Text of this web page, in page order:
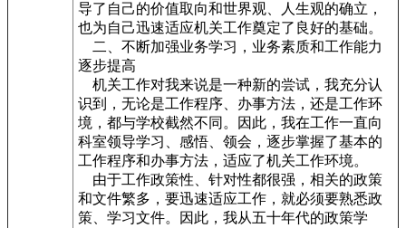
导了自己的价值取向和世界观、人生观的确立，
也为自己迅速适应机关工作奠定了良好的基础。
二、不断加强业务学习，业务素质和工作能力
逐步提高
机关工作对我来说是一种新的尝试，我充分认
识到，无论是工作程序、办事方法，还是工作环
境，都与学校截然不同。因此，我在工作一直向
科室领导学习、感悟、领会，逐步掌握了基本的
工作程序和办事方法，适应了机关工作环境。
由于工作政策性、针对性都很强，相关的政策
和文件繁多，要迅速适应工作，就必须要熟悉政
策、学习文件。因此，我从五十年代的政策学